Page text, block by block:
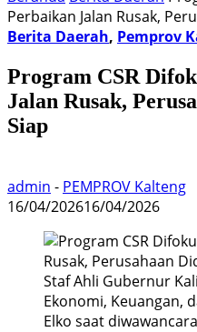
Perbaikan Jalan Rusak,
Berita Daerah, Pemprov
Program CSR
Jalan Rusak,
Siap
admin - PEMPROV Kalteng
16/04/202616/04/2026
Staf Ahli Gubernur
Ekonomi, Keuangan,
Elko saat